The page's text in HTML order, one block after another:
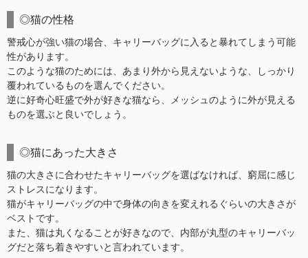
◎猫の性格
警戒心が強い猫の場合、キャリーバッグに入ると暴れてしまう可能
性があります。
このような猫のためには、あまり外から見えないような、しっかり
覆われているものを選んでください。
逆に好奇心旺盛で外が好きな猫なら、メッシュのように外が見える
ものを選ぶと良いでしょう。
◎猫にあった大きさ
猫の大きさに合わせたキャリーバッグを選ばなければ、窮屈に感じ
ストレスになります。
猫がキャリーバッグの中で身体の向きを変えれるぐらいの大きさが
ベストです。
また、猫は丸くなることが好きなので、内部が丸型のキャリーバッ
グだと落ち着きやすいと言われています。